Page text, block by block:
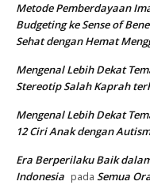
Metode Pemberdayaan
Budgeting ke Sense of
Sehat dengan Hemat
Mengenal Lebih Dekat
Stereotip Salah Kaprah
Mengenal Lebih Dekat
12 Ciri Anak dengan
Era Berperilaku Baik
Indonesia pada Semua